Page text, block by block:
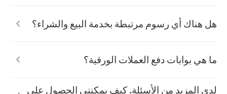
هل هناك أي رسوم مرتبطة بخدمة البيع والشراء؟
ما هي بوابات دفع العملات الورقية؟
لدي المزيد من الأسئلة. كيف يمكنني الحصول على